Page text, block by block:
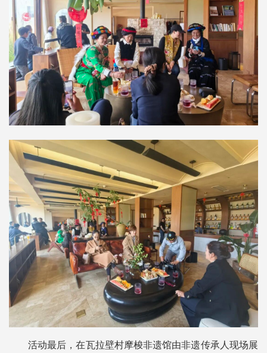
活动最后，在瓦拉壁村摩梭非遗馆由非遗传承人现场展